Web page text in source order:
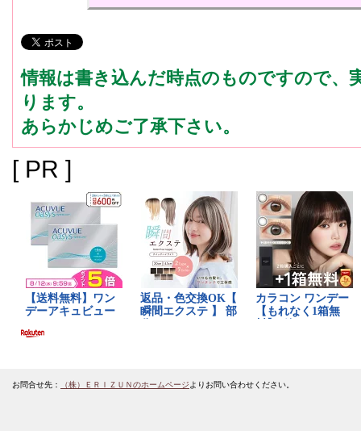
情報は書き込んだ時点のものですので、
ります。
あらかじめご了承下さい。
[ PR ]
お問合せ先： （株）ＥＲＩＺＵＮのホームページよりお問い合わせください。